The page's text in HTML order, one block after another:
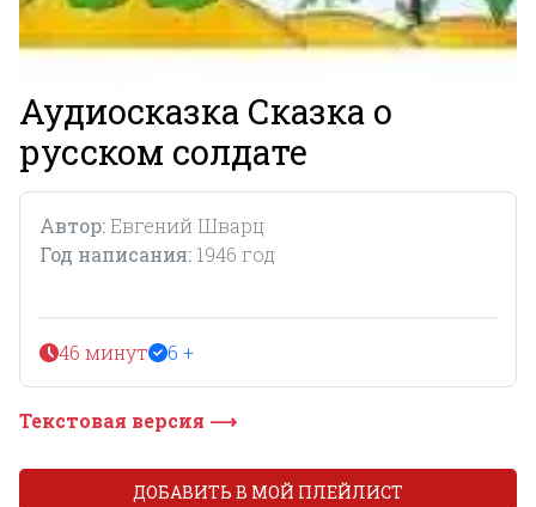
Аудиосказка Сказка о
русском солдате
Автор: Евгений Шварц
Год написания: 1946 год
46 минут 6 +
Текстовая версия ⟶
ДОБАВИТЬ В МОЙ ПЛЕЙЛИСТ